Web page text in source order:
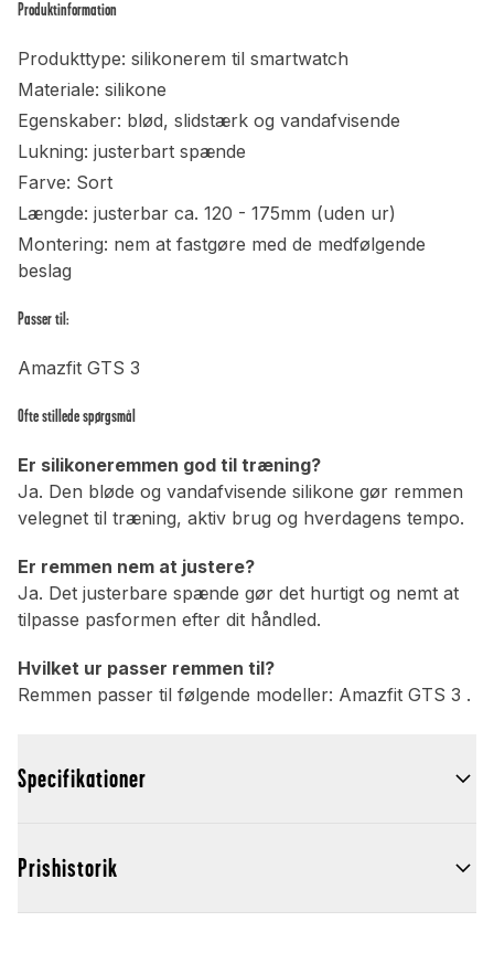
Produktinformation
Produkttype: silikonerem til smartwatch
Materiale: silikone
Egenskaber: blød, slidstærk og vandafvisende
Lukning: justerbart spænde
Farve: Sort
Længde: justerbar ca. 120 - 175mm (uden ur)
Montering: nem at fastgøre med de medfølgende
beslag
Passer til:
Amazfit GTS 3
Ofte stillede spørgsmål
Er silikoneremmen god til træning?
Ja. Den bløde og vandafvisende silikone gør remmen
velegnet til træning, aktiv brug og hverdagens tempo.
Er remmen nem at justere?
Ja. Det justerbare spænde gør det hurtigt og nemt at
tilpasse pasformen efter dit håndled.
Hvilket ur passer remmen til?
Remmen passer til følgende modeller: Amazfit GTS 3 .
Specifikationer
Prishistorik